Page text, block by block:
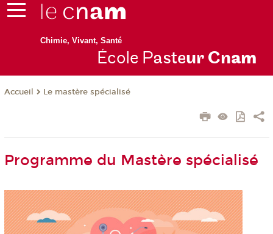
Chimie, Vivant, Santé
École Pasteur Cnam
Accueil Le mastère spécialisé
Programme du Mastère spécialisé